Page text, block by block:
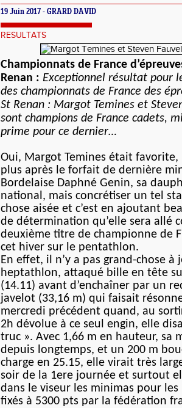
19 Juin 2017 - GRARD DAVID
RESULTATS
Championnats de France
Renan : Exceptionnel résultat pour
des championnats de France des
St Renan : Margot Temines et
sont champions de France cadets,
prime pour ce dernier…
Oui, Margot Temines était
plus après le forfait de dernière
Bordelaise Daphné Genin, sa
national, mais concrétiser un tel
chose aisée et c’est en ajoutant
de détermination qu’elle sera allé
deuxième titre de championne de
cet hiver sur le pentathlon.
En effet, il n’y a pas grand-chose à
heptathlon, attaqué bille en tête
(14.11) avant d’enchaîner par un
javelot (33,16 m) qui faisait
mercredi précédent quand, au
2h dévolue à ce seul engin, elle
truc ». Avec 1,66 m en hauteur, sa
depuis longtemps, et un 200 m
charge en 25.15, elle virait très
soir de la 1ere journée et surtout
dans le viseur les minimas pour
fixés à 5300 pts par la fédération